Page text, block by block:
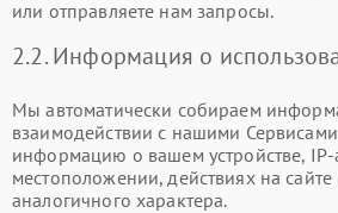
или отправляете нам запросы.
2.2. Информация о
Мы автоматически собираем
взаимодействии с нашими
информацию о вашем устройстве, IP-
местоположении, действиях на
аналогичного характера.